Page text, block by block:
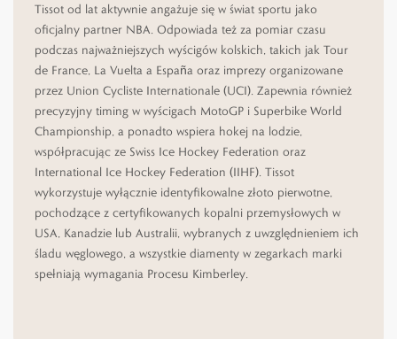
Tissot od lat aktywnie angażuje się w świat sportu jako
oficjalny partner NBA. Odpowiada też za pomiar czasu
podczas najważniejszych wyścigów kolskich, takich jak Tour
de France, La Vuelta a España oraz imprezy organizowane
przez Union Cycliste Internationale (UCI). Zapewnia również
precyzyjny timing w wyścigach MotoGP i Superbike World
Championship, a ponadto wspiera hokej na lodzie,
współpracując ze Swiss Ice Hockey Federation oraz
International Ice Hockey Federation (IIHF). Tissot
wykorzystuje wyłącznie identyfikowalne złoto pierwotne,
pochodzące z certyfikowanych kopalni przemysłowych w
USA, Kanadzie lub Australii, wybranych z uwzględnieniem ich
śladu węglowego, a wszystkie diamenty w zegarkach marki
spełniają wymagania Procesu Kimberley.